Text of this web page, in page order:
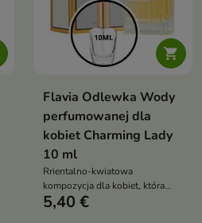

Flavia Odlewka Wody
perfumowanej dla
kobiet Charming Lady
10 ml
Rrientalno-kwiatowa
kompozycja dla kobiet, która
łączy świeżą cytrusową
5,40 €